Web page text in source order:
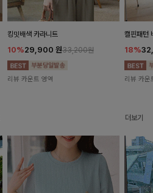
킹밋배색 카라니트
10%29,900 원33,200원
리뷰 카운트 영역
캘핀패턴
18%
리뷰 카운
더보기